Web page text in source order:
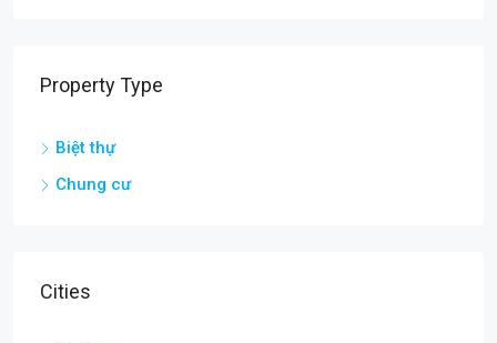
Property Type
Biệt thự
Chung cư
Cities